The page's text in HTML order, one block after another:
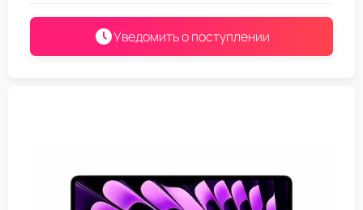
Уведомить о поступлении